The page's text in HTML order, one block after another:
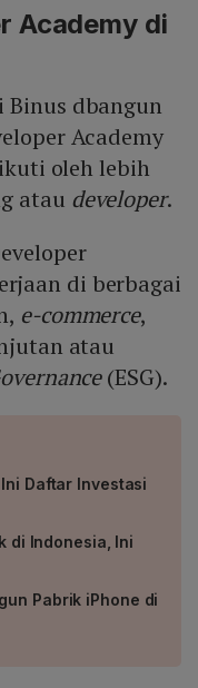
Academy di
Binus dbangun
Academy
oleh lebih
atau developer.
di berbagai
e-commerce,
atau
(ESG).
Daftar Investasi
di Indonesia, Ini
Pabrik iPhone di